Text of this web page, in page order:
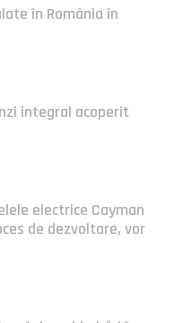
în România în
integral acoperit
electrice Cayman
de dezvoltare, vor